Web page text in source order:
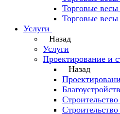
Торговые весы
Торговые весы
Услуги
Назад
Услуги
Проектирование и
Назад
Строительство